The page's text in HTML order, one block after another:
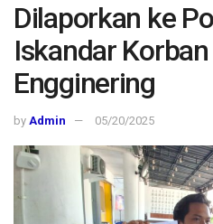
Dilaporkan ke
Iskandar
Engginering
by Admin 05/20/2025